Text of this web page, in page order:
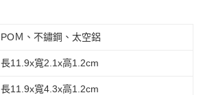
POＭ、不鏽鋼、太空鋁
長11.9x寬2.1x高1.2cm
長11.9x寬4.3x高1.2cm